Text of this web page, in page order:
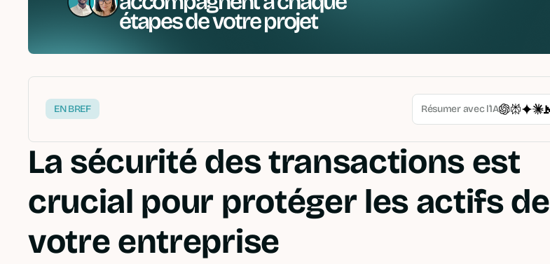
étapes de votre projet
EN BREF Résumer avec l’IA
La sécurité des transactions est
crucial pour protéger les actifs de
votre entreprise